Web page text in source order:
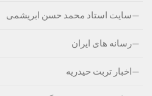
سایت استاد محمد حسن ابریشمی
رسانه های ایران
اخبار تربت حیدریه